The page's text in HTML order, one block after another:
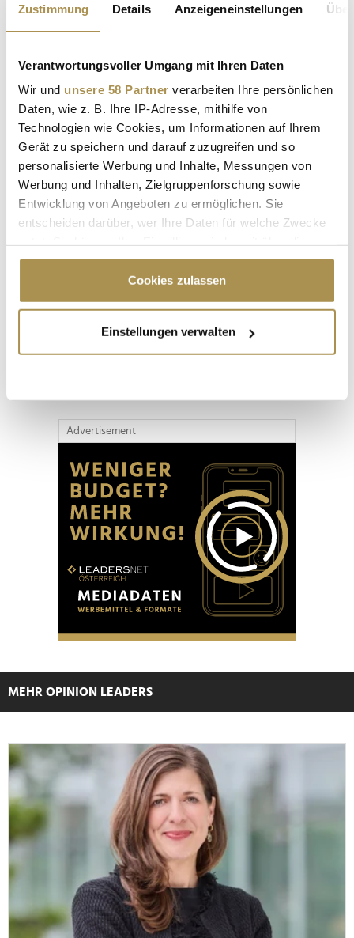
Zustimmung Details Anzeigeneinstellungen
Verantwortungsvoller Umgang mit Ihren Daten
Wir und unsere 58 Partner verarbeiten Ihre persönlichen
Daten, wie z. B. Ihre IP-Adresse, mithilfe von
Technologien wie Cookies, um Informationen auf Ihrem
Gerät zu speichern und darauf zuzugreifen und so
personalisierte Werbung und Inhalte, Messungen von
Werbung und Inhalten, Zielgruppenforschung sowie
Entwicklung von Angeboten zu ermöglichen. Sie
entscheiden darüber, wer Ihre Daten für welche Zwecke
Cookie-Erklärung oder durch Klicken auf das Privacy
Trigger Symbol ändern oder widerrufen
Informationen über Ihre geografische Lage
erfassen, welche bis auf einige Meter genau sein
Erfahren Sie mehr darüber, wie Ihre persönlichen Daten
Abschnitt Einzelheitenfest.
Wir verwenden Cookies, um Inhalte und Anzeigen zu
personalisieren, Funktionen für soziale Medien anbieten
zu können und die Zugriffe auf unsere Website zu
analysieren. Außerdem geben wir Informationen zu Ihrer
Verwendung unserer Website an unsere Partner für
soziale Medien, Werbung und Analysen weiter. Unsere
Cookies zulassen
Einstellungen verwalten
Nachname / Firma
LEADERSNET.TV
LAUTSCHALTEN
"Die Leute wollen einen Skandal im
Advertisement
MEHR OPINION LEADERS